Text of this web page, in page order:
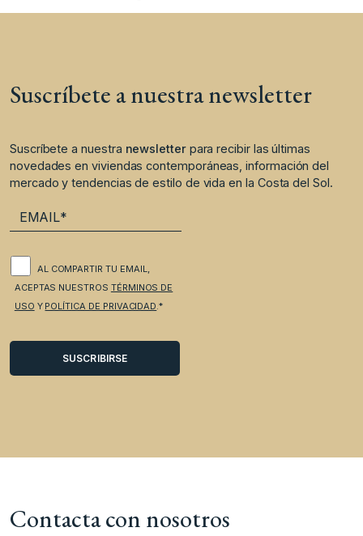
Suscríbete a nuestra newsletter
Suscríbete a nuestra newsletterpara recibir las últimas
novedades en viviendas contemporáneas, información del
mercado y tendencias de estilo de vida en la Costa del Sol.
AL COMPARTIR TU EMAIL,
ACEPTAS NUESTROS TÉRMINOS DE
USO Y POLÍTICA DE PRIVACIDAD.*
Contacta con nosotros